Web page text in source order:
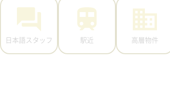
日本語スタッフ 駅近 高層物件